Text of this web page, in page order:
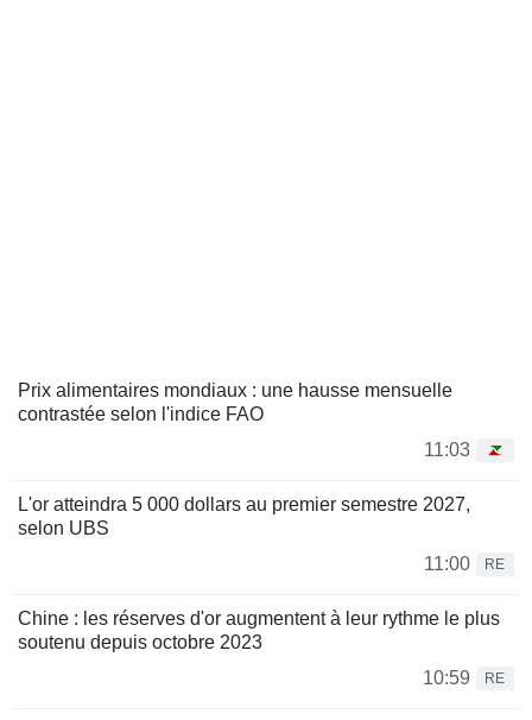
Prix alimentaires mondiaux : une hausse mensuelle
contrastée selon l'indice FAO
11:03
L'or atteindra 5 000 dollars au premier semestre 2027,
selon UBS
11:00
RE
Chine : les réserves d'or augmentent à leur rythme le plus
soutenu depuis octobre 2023
10:59
RE